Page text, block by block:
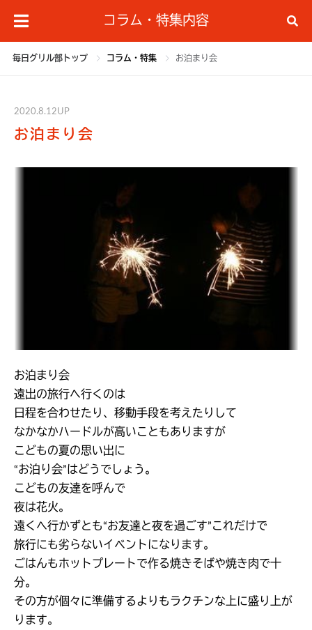
コラム・特集内容
毎日グリル部トップ コラム・特集 お泊まり会
2020.8.12UP
お泊まり会
お泊まり会
遠出の旅行へ行くのは
日程を合わせたり、移動手段を考えたりして
なかなかハードルが高いこともありますが
こどもの夏の思い出に
“お泊り会”はどうでしょう。
こどもの友達を呼んで
夜は花火。
遠くへ行かずとも“お友達と夜を過ごす”これだけで
旅行にも劣らないイベントになります。
ごはんもホットプレートで作る焼きそばや焼き肉で十
分。
その方が個々に準備するよりもラクチンな上に盛り上が
ります。